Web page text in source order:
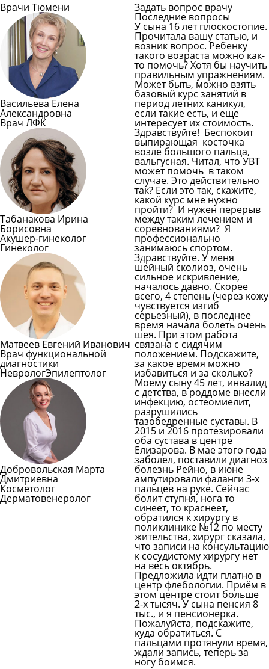
Врачи Тюмени
Васильева Елена
Александровна
Врач ЛФК
Табанакова Ирина
Борисовна
Акушер-гинеколог
Гинеколог
Матвеев Евгений Иванович
Врач функциональной
диагностики
НеврологЭпилептолог
Добровольская Марта
Дмитриевна
Косметолог
Дерматовенеролог
Задать вопрос врачу
Последние вопросы
У сына 16 лет плоскостопие.
Прочитала вашу статью, и
возник вопрос. Ребенку
такого возраста можно как-
то помочь? Хотя бы научить
правильным упражнениям.
Может быть, можно взять
базовый курс занятий в
период летних каникул,
если такие есть, и еще
интересует их стоимость.
Здравствуйте! Беспокоит
выпирающая косточка
возле большого пальца,
вальгусная. Читал, что УВТ
может помочь в таком
случае. Это действительно
так? Если это так, скажите,
какой курс мне нужно
пройти? И нужен перерыв
между таким лечением и
соревнованиями? Я
профессионально
занимаюсь спортом.
Здравствуйте. У меня
шейный сколиоз, очень
сильное искривление,
началось давно. Скорее
всего, 4 степень (через кожу
чувствуется изгиб
серьезный), в последнее
время начала болеть очень
шея. При этом работа
связана с сидячим
положением. Подскажите,
за какое время можно
избавиться и за сколько?
Моему сыну 45 лет, инвалид
с детства, в роддоме внесли
инфекцию, остеомиелит,
разрушились
тазобедренные суставы. В
2015 и 2016 протезировали
оба сустава в центре
Елизарова. В мае этого года
заболел, поставили диагноз
болезнь Рейно, в июне
ампутировали фаланги 3-х
пальцев на руке. Сейчас
болит ступня, нога то
синеет, то краснеет,
обратился к хирургу в
поликлинике №12 по месту
жительства, хирург сказала,
что записи на консультацию
к сосудистому хирургу нет
на весь октябрь.
Предложила идти платно в
центр флебологии. Приём в
этом центре стоит больше
2-х тысяч. У сына пенсия 8
тыс., и я пенсионерка.
Пожалуйста, подскажите,
куда обратиться. С
пальцами протянули время,
ждали запись, теперь за
ногу боимся.